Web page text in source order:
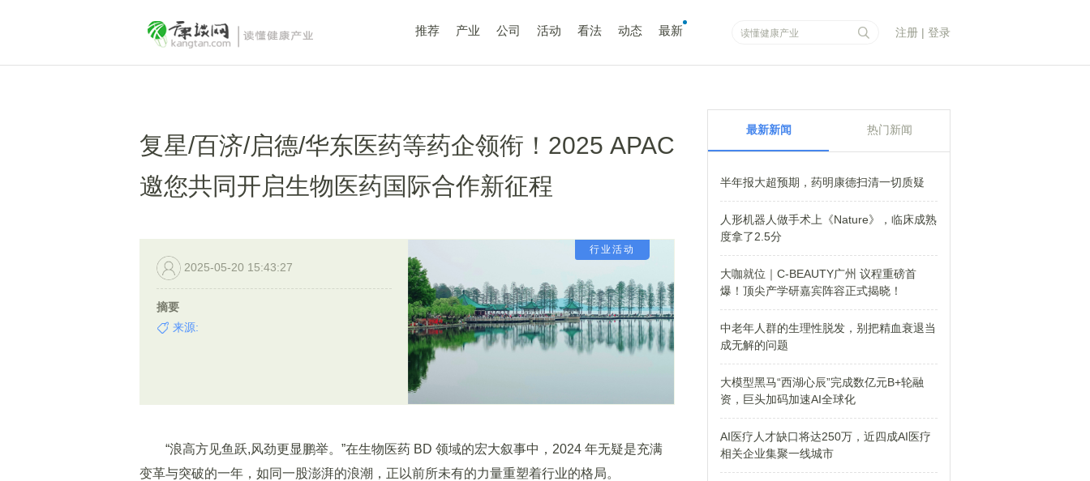
推荐 产业 公司 活动 看法 动态 最新 注册 | 登录
复星/百济/启德/华东医药等药企领衔！2025 APAC
邀您共同开启生物医药国际合作新征程
行业活动
2025-05-20 15:43:27
摘要
来源:
“浪高方见鱼跃,风劲更显鹏举。”在生物医药 BD 领域的宏大叙事中，2024 年无疑是充满
变革与突破的一年，如同一股澎湃的浪潮，正以前所未有的力量重塑着行业的格局。
最新新闻 热门新闻
半年报大超预期，药明康德扫清一切质疑
人形机器人做手术上《Nature》，临床成熟
度拿了2.5分
大咖就位｜C-BEAUTY广州 议程重磅首
爆！顶尖产学研嘉宾阵容正式揭晓！
中老年人群的生理性脱发，别把精血衰退当
成无解的问题
大模型黑马“西湖心辰”完成数亿元B+轮融
资，巨头加码加速AI全球化
AI医疗人才缺口将达250万，近四成AI医疗
相关企业集聚一线城市